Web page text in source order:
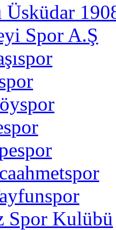
Üsküdar
Spor A.Ş
Spor Kulübü